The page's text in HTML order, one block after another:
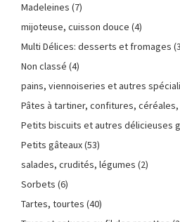
Madeleines (7)
mijoteuse, cuisson douce (4)
Multi Délices: desserts et fromages
Non classé (4)
pains, viennoiseries et autres
Pâtes à tartiner, confitures,
Petits biscuits et autres délicieuses
Petits gâteaux(53)
salades, crudités, légumes (2)
Sorbets (6)
Tartes, tourtes (40)